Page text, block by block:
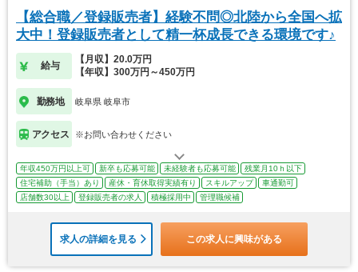
【総合職／登録販売者】経験不問◎北陸から全国へ拡
大中！登録販売者として精一杯成長できる環境です♪
給与
【月収】20.0万円
【年収】300万円～450万円
勤務地 岐阜県 岐阜市
アクセス ※お問い合わせください
年収450万円以上可 新卒も応募可能 未経験者も応募可能
残業月10ｈ以下
住宅補助（手当）あり
産休・育休取得実績有り スキルアップ
車通勤可
店舗数30以上
登録販売者の求人 積極採用中 管理職候補
求人の詳細を見る この求人に興味がある